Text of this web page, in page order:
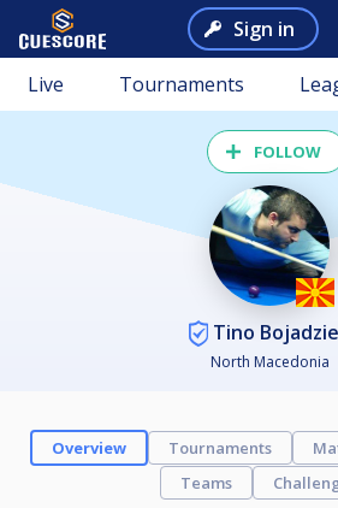
Sign in
Live Tournaments
FOLLOW
Tino
North Macedonia
Overview Tournaments
Teams